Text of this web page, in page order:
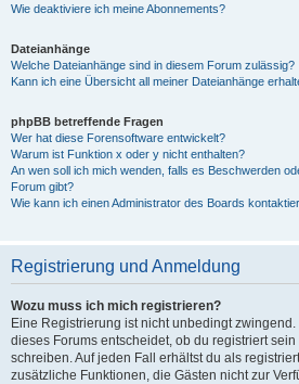
Wie deaktiviere ich meine Abonnements?
Dateianhänge
Welche Dateianhänge sind in diesem Forum zulässig?
Kann ich eine Übersicht all meiner Dateianhänge
phpBB betreffende Fragen
Wer hat diese Forensoftware entwickelt?
Warum ist Funktion x oder y nicht enthalten?
An wen soll ich mich wenden, falls es Beschwerden
Forum gibt?
Wie kann ich einen Administrator des Boards
Registrierung und Anmeldung
Wozu muss ich mich registrieren?
Eine Registrierung ist nicht unbedingt
dieses Forums entscheidet, ob du registriert
schreiben. Auf jeden Fall erhältst du als
zusätzliche Funktionen, die Gästen nicht zur